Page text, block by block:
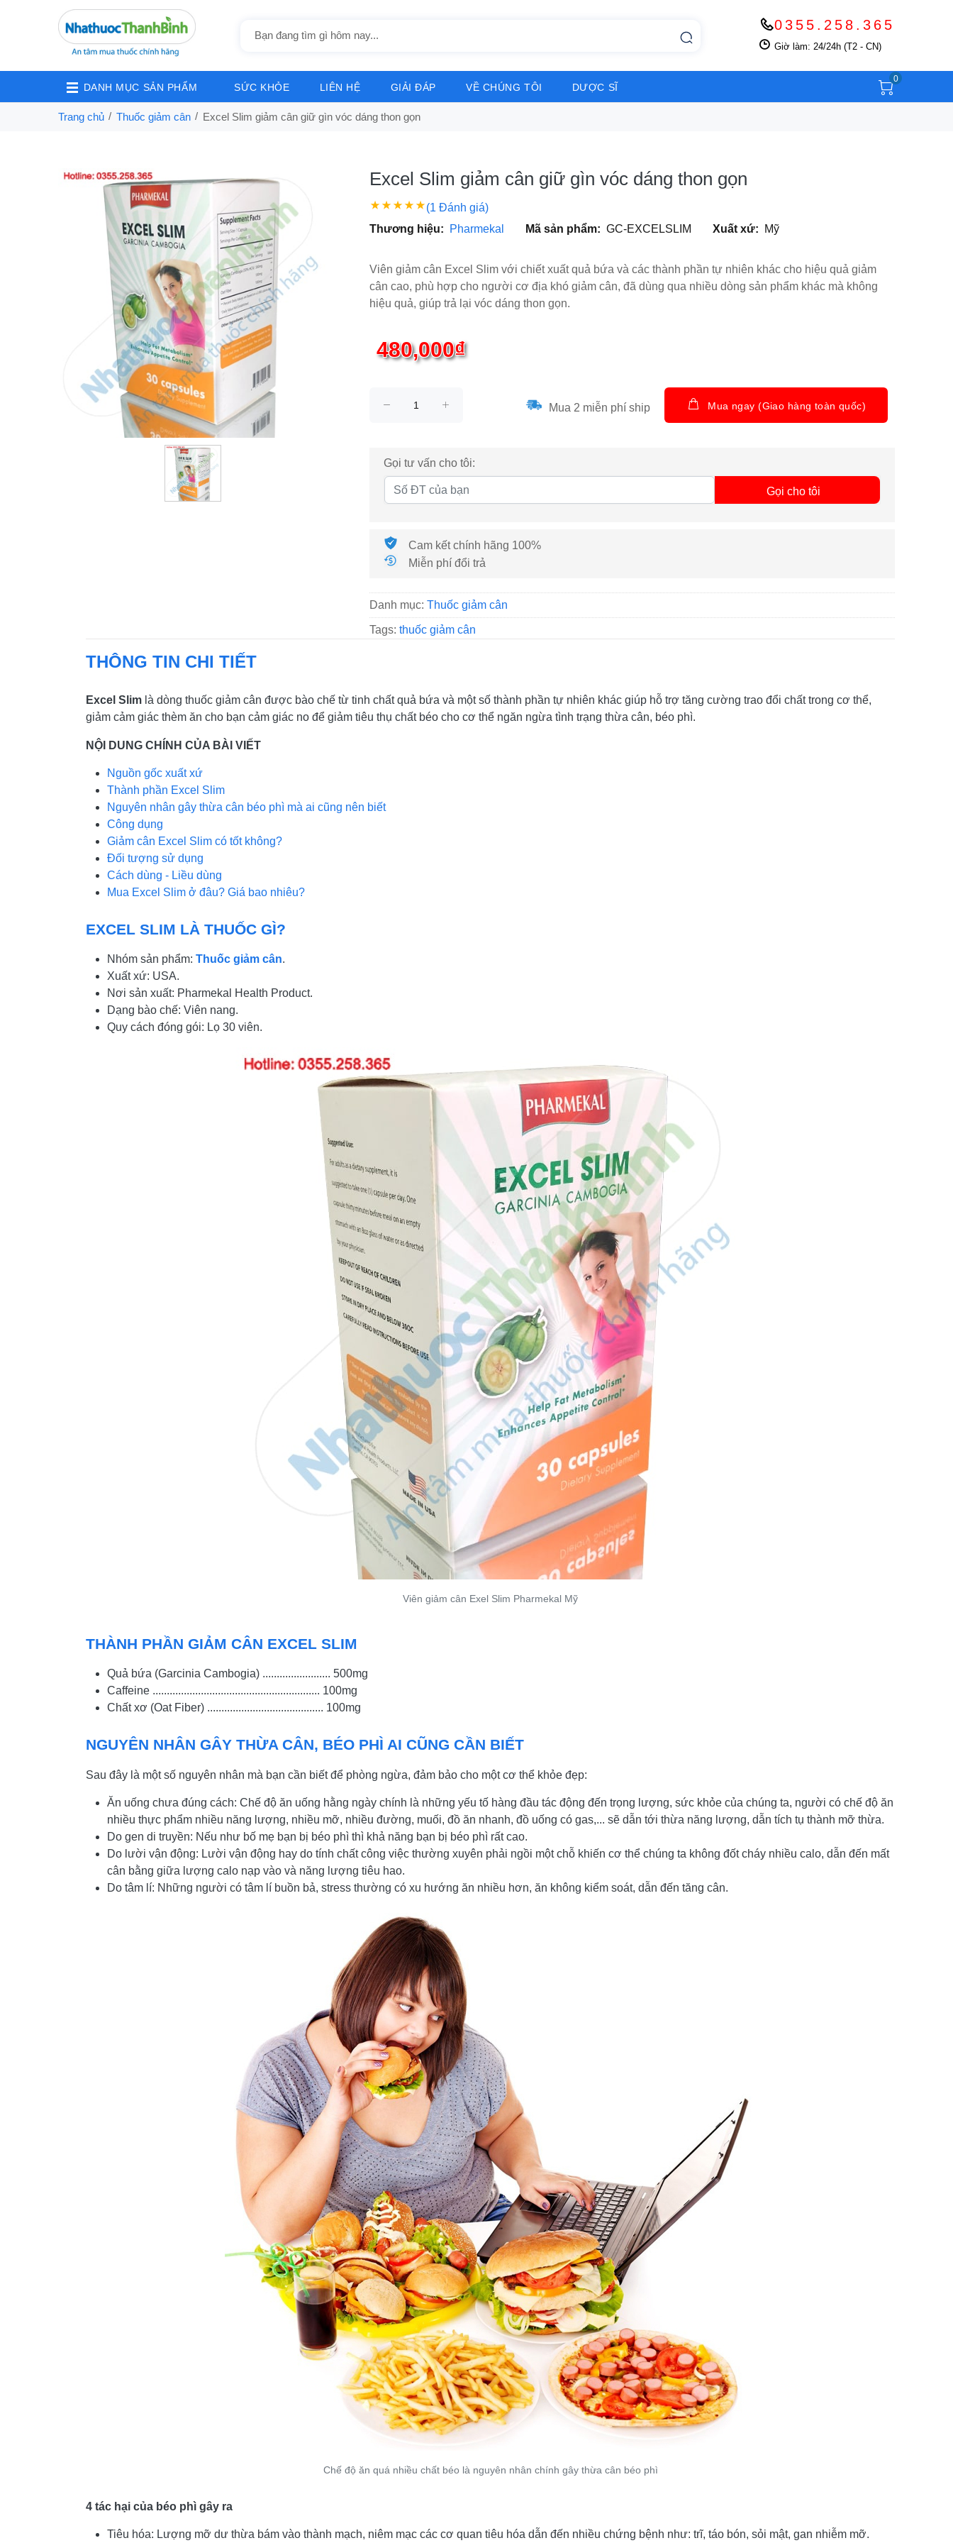
0355.258.365
Giờ làm: 24/24h (T2 - CN)
DANH MỤC SẢN PHẨM SỨC KHỎE LIÊN HỆ GIẢI ĐÁP VỀ CHÚNG TÔI DƯỢC SĨ
0
Trang chủ Thuốc giảm cân Excel Slim giảm cân giữ gìn vóc dáng thon gọn
Excel Slim giảm cân giữ gìn vóc dáng thon gọn
(1 Đánh giá)
Thương hiệu:
Pharmekal Mã sản phẩm: GC-EXCELSLIM Xuất xứ: Mỹ
Viên giảm cân Excel Slim với chiết xuất quả bứa và các thành phần tự nhiên khác cho hiệu quả giảm
cân cao, phù hợp cho người cơ địa khó giảm cân, đã dùng qua nhiều dòng sản phẩm khác mà không
hiệu quả, giúp trả lại vóc dáng thon gọn.
480,000₫
Mua 2 miễn phí ship Mua ngay (Giao hàng toàn quốc)
Gọi tư vấn cho tôi:
Gọi cho tôi
Cam kết chính hãng 100%
Miễn phí đổi trả
Danh mục: Thuốc giảm cân
Tags: thuốc giảm cân
THÔNG TIN CHI TIẾT
Excel Slim là dòng thuốc giảm cân được bào chế từ tinh chất quả bứa và một số thành phần tự nhiên khác giúp hỗ trợ tăng cường trao đổi chất trong cơ thể,
giảm cảm giác thèm ăn cho bạn cảm giác no để giảm tiêu thụ chất béo cho cơ thể ngăn ngừa tình trạng thừa cân, béo phì.
NỘI DUNG CHÍNH CỦA BÀI VIẾT
Nguồn gốc xuất xứ
Thành phần Excel Slim
Nguyên nhân gây thừa cân béo phì mà ai cũng nên biết
Công dụng
Giảm cân Excel Slim có tốt không?
Đối tượng sử dụng
Cách dùng - Liều dùng
Mua Excel Slim ở đâu? Giá bao nhiêu?
EXCEL SLIM LÀ THUỐC GÌ?
Nhóm sản phẩm: Thuốc giảm cân.
Xuất xứ: USA.
Nơi sản xuất: Pharmekal Health Product.
Dạng bào chế: Viên nang.
Quy cách đóng gói: Lọ 30 viên.
Viên giảm cân Exel Slim Pharmekal Mỹ
THÀNH PHẦN GIẢM CÂN EXCEL SLIM
Quả bứa (Garcinia Cambogia) ........................ 500mg
Caffeine ........................................................... 100mg
Chất xơ (Oat Fiber) ......................................... 100mg
NGUYÊN NHÂN GÂY THỪA CÂN, BÉO PHÌ AI CŨNG CẦN BIẾT
Sau đây là một số nguyên nhân mà bạn cần biết để phòng ngừa, đảm bảo cho một cơ thể khỏe đẹp:
Ăn uống chưa đúng cách: Chế độ ăn uống hằng ngày chính là những yếu tố hàng đầu tác động đến trọng lượng, sức khỏe của chúng ta, người có chế độ ăn
nhiều thực phẩm nhiều năng lượng, nhiều mỡ, nhiều đường, muối, đồ ăn nhanh, đồ uống có gas,... sẽ dẫn tới thừa năng lượng, dẫn tích tụ thành mỡ thừa.
Do gen di truyền: Nếu như bố mẹ bạn bị béo phì thì khả năng bạn bị béo phì rất cao.
Do lười vận động: Lười vận động hay do tính chất công việc thường xuyên phải ngồi một chỗ khiến cơ thể chúng ta không đốt cháy nhiều calo, dẫn đến mất
cân bằng giữa lượng calo nạp vào và năng lượng tiêu hao.
Do tâm lí: Những người có tâm lí buồn bả, stress thường có xu hướng ăn nhiều hơn, ăn không kiểm soát, dẫn đến tăng cân.
Chế độ ăn quá nhiều chất béo là nguyên nhân chính gây thừa cân béo phì
4 tác hại của béo phì gây ra
Tiêu hóa: Lượng mỡ dư thừa bám vào thành mạch, niêm mạc các cơ quan tiêu hóa dẫn đến nhiều chứng bệnh như: trĩ, táo bón, sỏi mật, gan nhiễm mỡ.